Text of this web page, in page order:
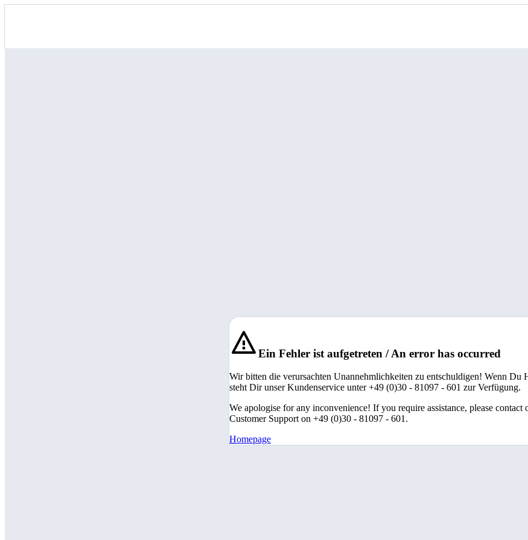
Ein Fehler ist aufgetreten / An error has occurred
Wir bitten die verursachten Unannehmlichkeiten zu entschuldigen! Wenn Du
steht Dir unser Kundenservice unter +49 (0)30 - 81097 - 601 zur Verfügung.
We apologise for any inconvenience! If you require assistance, please contact
Customer Support on +49 (0)30 - 81097 - 601.
Homepage